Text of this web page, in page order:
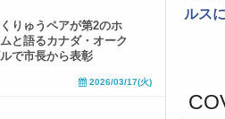
ルス
りゅうペアが第2のホ
と語るカナダ・オーク
で市長から表彰
2026/03/17(火)